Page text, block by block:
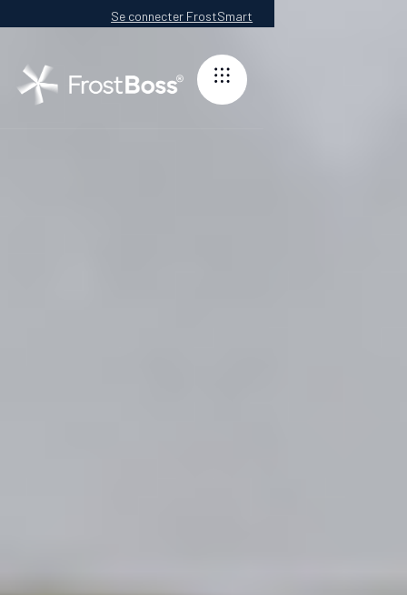
Se connecter FrostSmart